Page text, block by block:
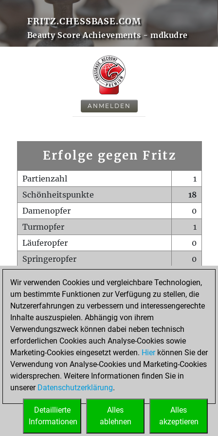
FRITZ.CHESSBASE.COM
Beauty Score Achievements - mdkudre
ANMELDEN
Erfolge gegen Fritz
Partienzahl
1
Schönheitspunkte
18
Damenopfer
0
Turmopfer
1
Läuferopfer
0
Springeropfer
0
Matt auf vollem Brett
0
Bauer setzt Matt
0
Erstickte Matts
Unterverwandlungen
Türme auf der siebten
0
STARTSEITE
Wir verwenden Cookies und vergleichbare Technologien,
um bestimmte Funktionen zur Verfügung zu stellen, die
Nutzererfahrungen zu verbessern und interessengerechte
Inhalte auszuspielen. Abhängig von ihrem
Verwendungszweck können dabei neben technisch
erforderlichen Cookies auch Analyse-Cookies sowie
Marketing-Cookies eingesetzt werden. Hierkönnen Sie der
Verwendung von Analyse-Cookies und Marketing-Cookies
widersprechen. Weitere Informationen finden Sie in
unserer Datenschutzerklärung.
Alles
akzeptieren
Alles
ablehnen
Detaillierte
Informationen